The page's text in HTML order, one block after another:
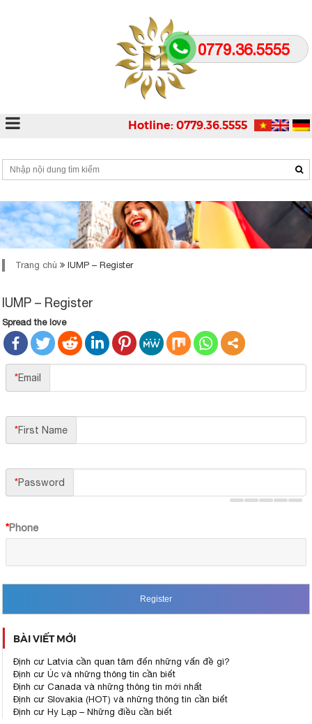
0779.36.5555
Hotline: 0779.36.5555
Trang chủ IUMP – Register
IUMP – Register
Spread the love
*Email
*First Name
*Password
*Phone
BÀI VIẾT MỚI
Định cư Latvia cần quan tâm đến những vấn đề gì?
Định cư Úc và những thông tin cần biết
Định cư Canada và những thông tin mới nhất
Định cư Slovakia (HOT) và những thông tin cần biết
Định cư Hy Lạp – Những điều cần biết